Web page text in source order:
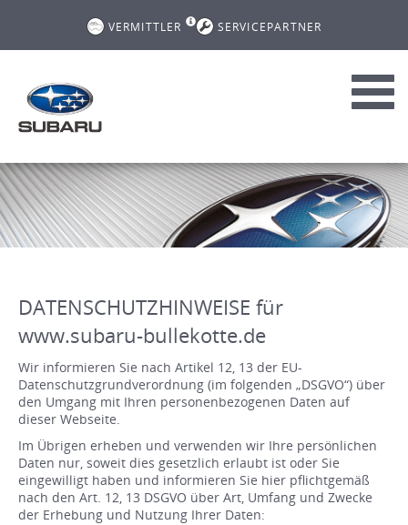
VERMITTLER SERVICEPARTNER
DATENSCHUTZHINWEISE für
www.subaru-bullekotte.de
Wir informieren Sie nach Artikel 12, 13 der EU-
Datenschutzgrundverordnung (im folgenden „DSGVO“) über
den Umgang mit Ihren personenbezogenen Daten auf
dieser Webseite.
Im Übrigen erheben und verwenden wir Ihre persönlichen
Daten nur, soweit dies gesetzlich erlaubt ist oder Sie
eingewilligt haben und informieren Sie hier pflichtgemäß
nach den Art. 12, 13 DSGVO über Art, Umfang und Zwecke
der Erhebung und Nutzung Ihrer Daten: